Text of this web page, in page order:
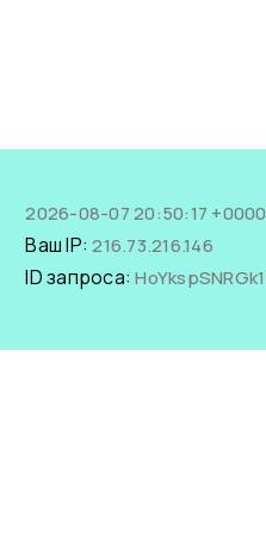
2026-08-07 20:50:17 +0000
Ваш IP:216.73.216.146
ID запроса:HoYkspSNRGk1